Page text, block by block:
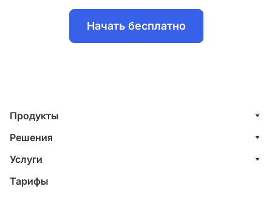
Начать бесплатно
Продукты
Управление клиентами (CRM)
Проекты
Финансы
Решения
ИТ-компании
Строительные компании
Услуги
Внедрение системы управления клиентами
Тарифы